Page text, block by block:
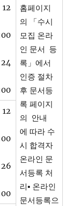
홈페이지
의 「수시
모집 온라
인 문서 등
록」에서
인증 절차
후 문서등
록 페이지
의 안내
에 따라 수
시 합격자
온라인 문
서등록 처
리▪ 온라인
문서등록으
24
26